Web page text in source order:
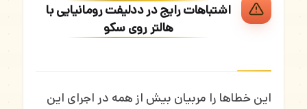
اشتباهات رایج در ددلیفت رومانیایی با
هالتر روی سکو
این خطاها را مربیان بیش از همه در اجرای این